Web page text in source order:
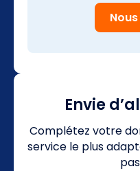
Envie
Complétez votre
service le plus